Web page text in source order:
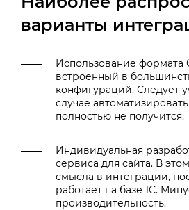
варианты
Использование формата
встроенный в
конфигураций. Следует
случае
полностью не получится.
Индивидуальная
сервиса для сайта. В
смысла в интеграции,
работает на базе 1С.
производительность.